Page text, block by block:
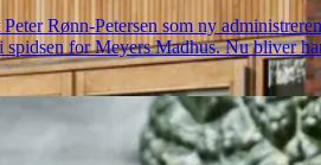
Rønn-Petersen som ny
spidsen for Meyers Madhus. Nu bliver